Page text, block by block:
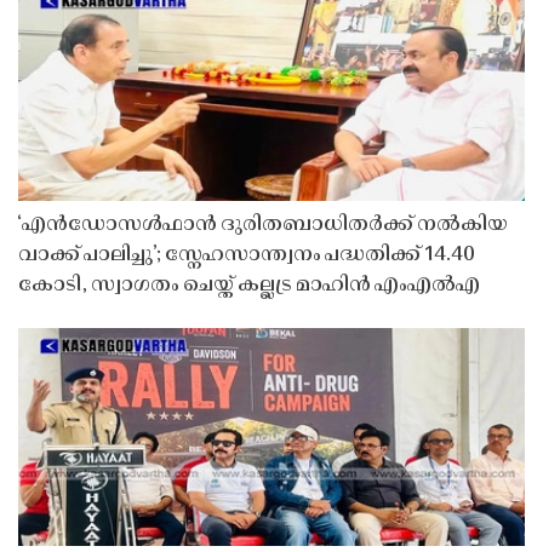
‘എൻഡോസൾഫാൻ ദുരിതബാധിതർക്ക് നൽകിയ
വാക്ക് പാലിച്ചു’; സ്നേഹസാന്ത്വനം പദ്ധതിക്ക് 14.40
കോടി, സ്വാഗതം ചെയ്ത് കല്ലട്ര മാഹിൻ എംഎൽഎ